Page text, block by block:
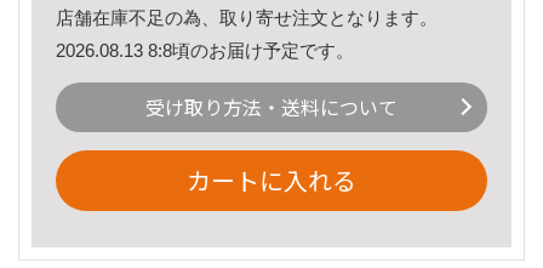
店舗在庫不足の為、取り寄せ注文となります。
2026.08.13 8:8頃のお届け予定です。
受け取り方法・送料について
カートに入れる